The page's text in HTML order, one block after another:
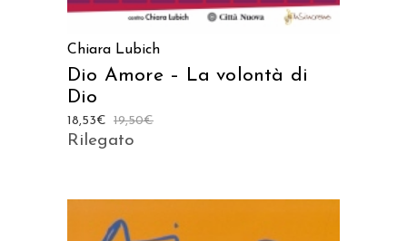
Chiara Lubich
Dio Amore – La volontà di
Dio
19,50€
18,53€
Rilegato